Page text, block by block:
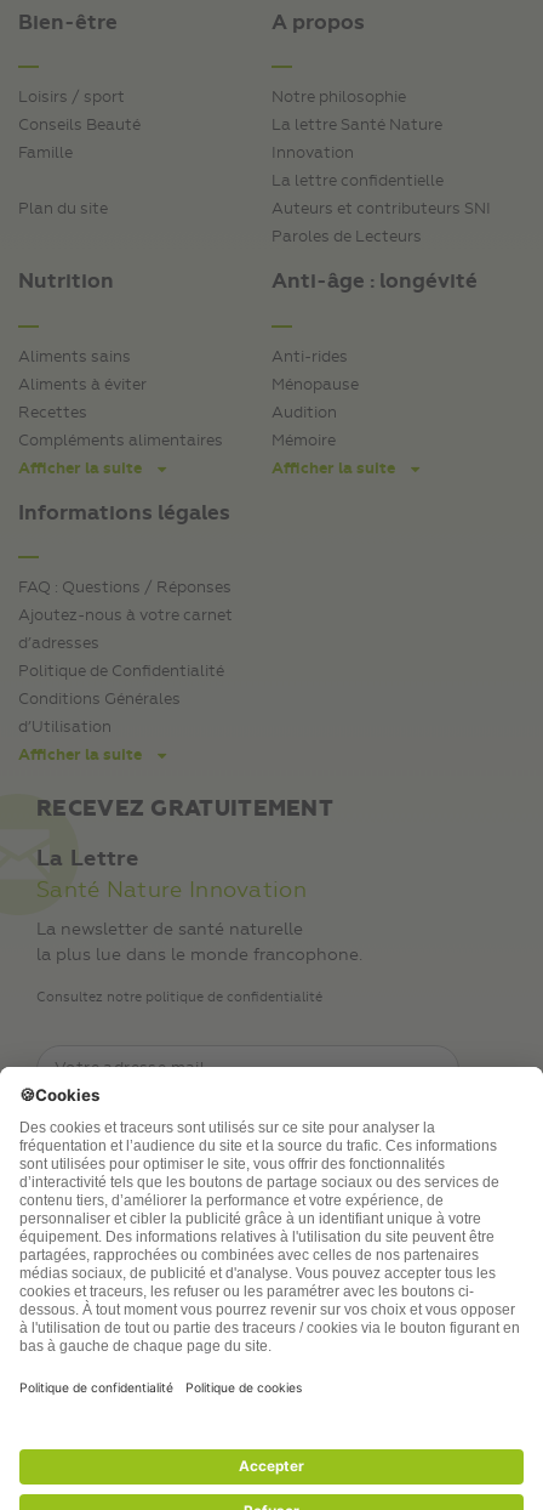
Bien-être
Loisirs / sport
Conseils Beauté
Famille
Plan du site
A propos
Notre philosophie
La lettre Santé Nature
Innovation
La lettre confidentielle
Auteurs et contributeurs SNI
Paroles de Lecteurs
Nutrition
Aliments sains
Aliments à éviter
Recettes
Compléments alimentaires
Afficher la suite
Informations légales
FAQ : Questions / Réponses
Ajoutez-nous à votre carnet
d’adresses
Politique de Confidentialité
Conditions Générales
d’Utilisation
Afficher la suite
Anti-âge : longévité
Anti-rides
Ménopause
Audition
Mémoire
Afficher la suite
RECEVEZ GRATUITEMENT
La Lettre
Santé Nature Innovation
La newsletter de santé naturelle
la plus lue dans le monde francophone.
Consultez notre politique de confidentialité
TSA Publications SA collecte mes nom, prénom,
adresse de messagerie électronique et numéro de
téléphone afin de répondre aux demandes de
renseignements. Ce traitement est nécessaire à
l’exécution des mesures sollicitées. Pour en savoir
plus sur vos droits vous pouvez consulter notre
politique de confidentialité